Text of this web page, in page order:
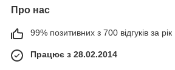
Про нас
99% позитивних з 700 відгуків за рік
Працює з 28.02.2014